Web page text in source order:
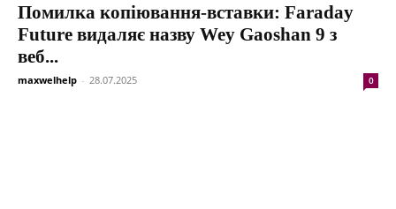
Помилка копіювання-вставки: Faraday
Future видаляє назву Wey Gaoshan 9 з
веб...
maxwelhelp - 28.07.2025 0